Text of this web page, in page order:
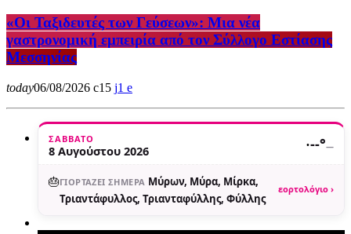
«Οι Ταξιδευτές των Γεύσεων»: Μια νέα
γαστρονομική εμπειρία από τον Σύλλογο Εστίασης
Μεσσηνίας
today06/08/2026 15 1
ΣΆΒΒΑΤΟ
8 Αυγούστου 2026 ·--°—
🎂ΓΙΟΡΤΆΖΕΙ ΣΉΜΕΡΑ Μύρων, Μύρα, Μίρκα,
Τριαντάφυλλος, Τριανταφύλλης, Φύλλης
εορτολόγιο ›